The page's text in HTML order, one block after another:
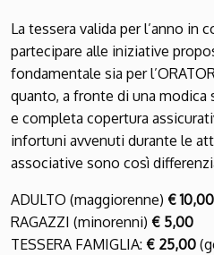
La tessera valida per l’anno in
partecipare alle iniziative
fondamentale sia per
quanto, a fronte di una modica
e completa copertura
infortuni avvenuti durante le
associative sono così
ADULTO (maggiorenne) € 10,00
RAGAZZI (minorenni) € 5,00
TESSERA FAMIGLIA: € 25,00